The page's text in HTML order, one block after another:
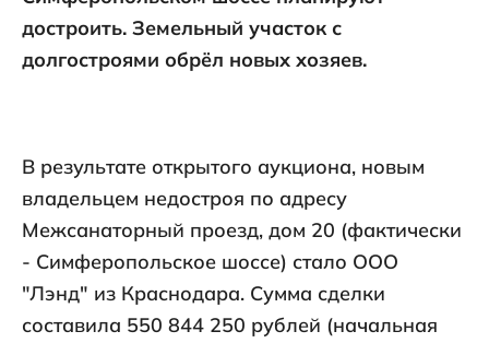
достроить. Земельный участок с
долгостроями обрёл новых хозяев.
В результате открытого аукциона, новым
владельцем недостроя по адресу
Межсанаторный проезд, дом 20 (фактически
- Симферопольское шоссе) стало ООО
"Лэнд" из Краснодара. Сумма сделки
составила 550 844 250 рублей (начальная